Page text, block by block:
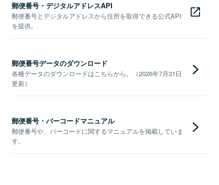
郵便番号・デジタルアドレスAPI
郵便番号とデジタルアドレスから住所を取得できる公式API
を提供。
郵便番号データのダウンロード
各種データのダウンロードはこちらから。（2026年7月31日
更新）
郵便番号・バーコードマニュアル
郵便番号や、バーコードに関するマニュアルを掲載していま
す。